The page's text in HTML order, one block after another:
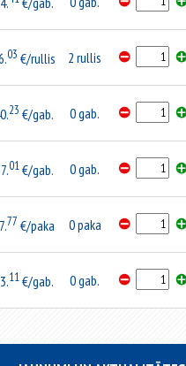
03 €/rullis 2 rullis
23 €/gab. 0 gab.
01€/gab. 0 gab.
77 €/paka 0 paka
11€/gab. 0 gab.